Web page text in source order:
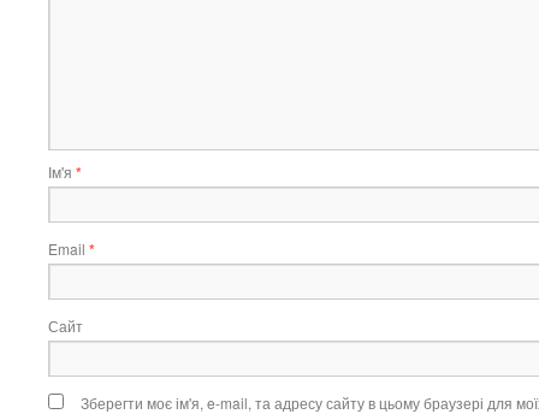
Ім'я *
Email *
Сайт
Зберегти моє ім'я, e-mail, та адресу сайту в цьому браузері для